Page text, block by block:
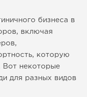
бизнеса в
включая
которую
Вот некоторые
для разных видов